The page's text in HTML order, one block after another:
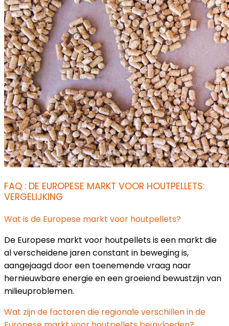
FAQ : DE EUROPESE MARKT VOOR HOUTPELLETS:
VERGELIJKING
Wat is de Europese markt voor houtpellets?
De Europese markt voor houtpellets is een markt die
al verscheidene jaren constant in beweging is,
aangejaagd door een toenemende vraag naar
hernieuwbare energie en een groeiend bewustzijn van
milieuproblemen.
Wat zijn de factoren die regionale verschillen in de